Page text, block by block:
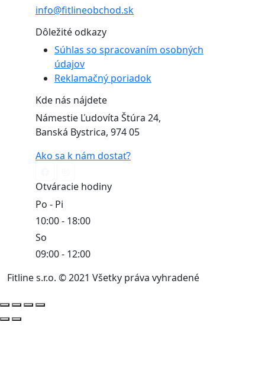
info@fitlineobchod.sk
Dôležité odkazy
Súhlas so spracovaním osobných
údajov
Reklamačný poriadok
Kde nás nájdete
Námestie Ľudovíta Štúra 24,
Banská Bystrica, 974 05
Ako sa k nám dostať?
Otváracie hodiny
Po - Pi
10:00 - 18:00
So
09:00 - 12:00
Fitline s.r.o. © 2021 Všetky práva vyhradené